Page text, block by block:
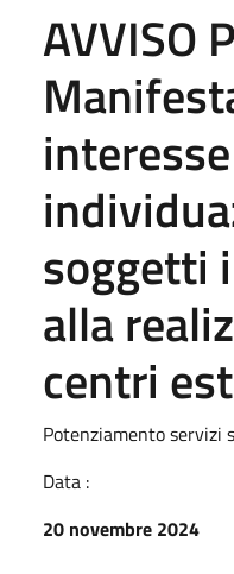
AVVISO
soggetti
alla
centri
Potenziamento
Data :
20 novembre 2024